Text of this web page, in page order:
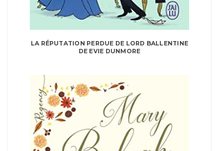
LA RÉPUTATION PERDUE DE LORD BALLENTINE
DE EVIE DUNMORE